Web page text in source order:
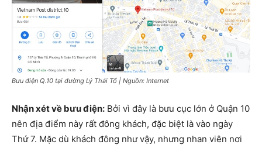
Bưu điện Q.10 tại đường Lý Thái Tổ | Nguồn: Internet
Nhận xét về bưu điện: Bởi vì đây là bưu cục lớn ở Quận 10
nên địa điểm này rất đông khách, đặc biệt là vào ngày
Thứ 7. Mặc dù khách đông như vậy, nhưng nhan viên nơi